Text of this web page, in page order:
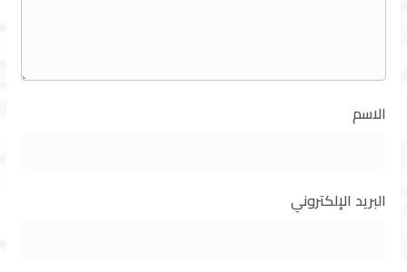
الاسم
البريد الإلكتروني